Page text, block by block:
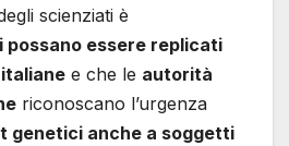
scienziati è
possano essere replicati
e che le autorità
riconoscano l’urgenza
genetici anche a soggetti